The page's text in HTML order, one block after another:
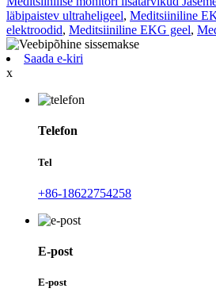
läbipaistev ultraheligeel, Meditsiiniline
elektroodid, Meditsiiniline EKG geel,
Saada e-kiri
x
Telefon
Tel
+86-18622754258
E-post
E-post